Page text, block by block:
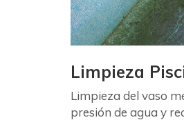
Limpieza
Limpieza del vaso
presión de agua y